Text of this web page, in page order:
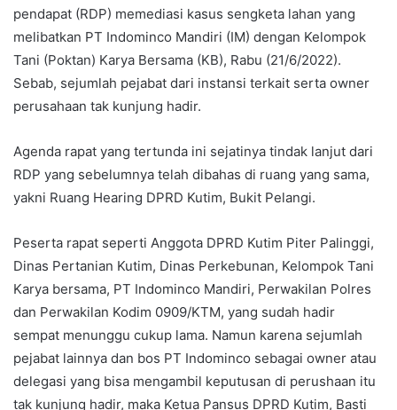
pendapat (RDP) memediasi kasus sengketa lahan yang
melibatkan PT Indominco Mandiri (IM) dengan Kelompok
Tani (Poktan) Karya Bersama (KB), Rabu (21/6/2022).
Sebab, sejumlah pejabat dari instansi terkait serta owner
perusahaan tak kunjung hadir.
Agenda rapat yang tertunda ini sejatinya tindak lanjut dari
RDP yang sebelumnya telah dibahas di ruang yang sama,
yakni Ruang Hearing DPRD Kutim, Bukit Pelangi.
Peserta rapat seperti Anggota DPRD Kutim Piter Palinggi,
Dinas Pertanian Kutim, Dinas Perkebunan, Kelompok Tani
Karya bersama, PT Indominco Mandiri, Perwakilan Polres
dan Perwakilan Kodim 0909/KTM, yang sudah hadir
sempat menunggu cukup lama. Namun karena sejumlah
pejabat lainnya dan bos PT Indominco sebagai owner atau
delegasi yang bisa mengambil keputusan di perushaan itu
tak kunjung hadir, maka Ketua Pansus DPRD Kutim, Basti